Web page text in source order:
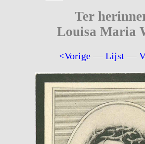
Ter
Louisa Maria
<Vorige —Lijst —